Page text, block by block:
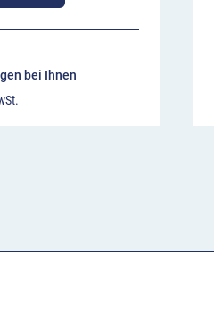
bei Ihnen